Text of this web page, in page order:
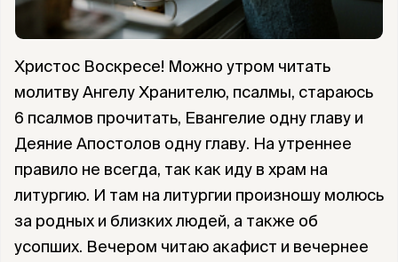
Христос Воскресе! Можно утром читать
молитву Ангелу Хранителю, псалмы, стараюсь
6 псалмов прочитать, Евангелие одну главу и
Деяние Апостолов одну главу. На утреннее
правило не всегда, так как иду в храм на
литургию. И там на литургии произношу молюсь
за родных и близких людей, а также об
усопших. Вечером читаю акафист и вечернее